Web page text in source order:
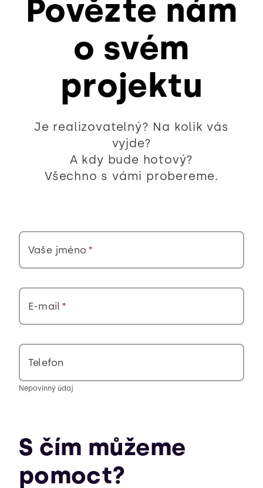
Povězte nám
o svém
projektu
Je realizovatelný? Na kolik vás
vyjde?
A kdy bude hotový?
Všechno s vámi probereme.
Vaše jméno
E-mail
Telefon
Nepovinný údaj
S čím můžeme
pomoct?